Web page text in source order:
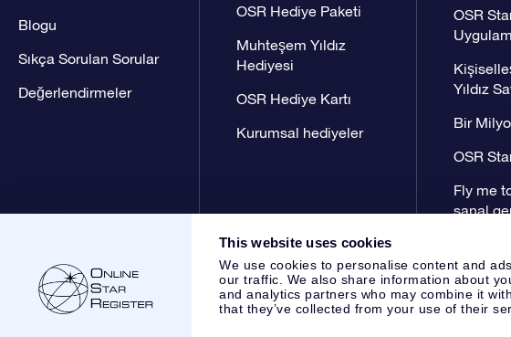
This website uses cookies
We use cookies to personalise content and
our traffic. We also share information about
and analytics partners who may combine it
that they’ve collected from your use of their
Blogu
Sıkça Sorulan Sorular
Değerlendirmeler
OSR Hediye Paketi
Muhteşem Yıldız
Hediyesi
OSR Hediye Kartı
Kurumsal hediyeler
OSR
Yıldız
Bir
OSR
Fly me
sanal